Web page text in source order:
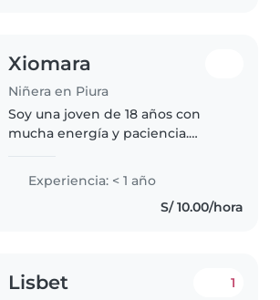
Xiomara
Niñera en Piura
Soy una joven de 18 años con
mucha energía y paciencia.
previa como niñera, me encanta
estar con niños de todas las
edades, desde bebés hasta
Experiencia: < 1 año
S/ 10.00/hora
Lisbet 1